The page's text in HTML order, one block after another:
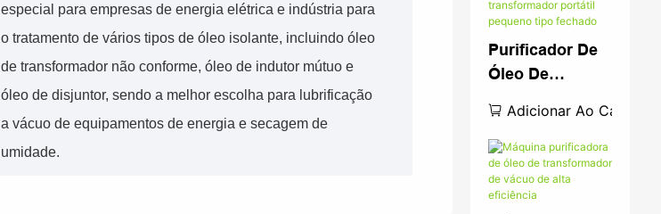
Purificador De
Óleo De
Portátil
Pequeno Tipo
Fechado
Adicionar Ao Carrinho
especial para empresas de energia elétrica e indústria para
o tratamento de vários tipos de óleo isolante, incluindo óleo
de transformador não conforme, óleo de indutor mútuo e
óleo de disjuntor, sendo a melhor escolha para lubrificação
a vácuo de equipamentos de energia e secagem de
umidade.